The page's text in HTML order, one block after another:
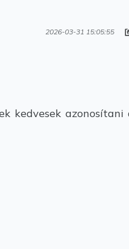
2026-03-31 15:05:55
kedvesek azonosítani